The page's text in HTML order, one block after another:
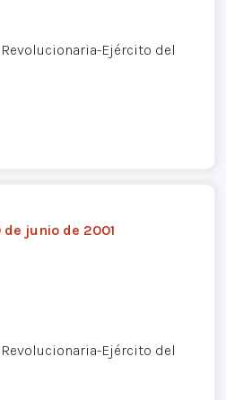
Ejército del
junio de 2001
Ejército del